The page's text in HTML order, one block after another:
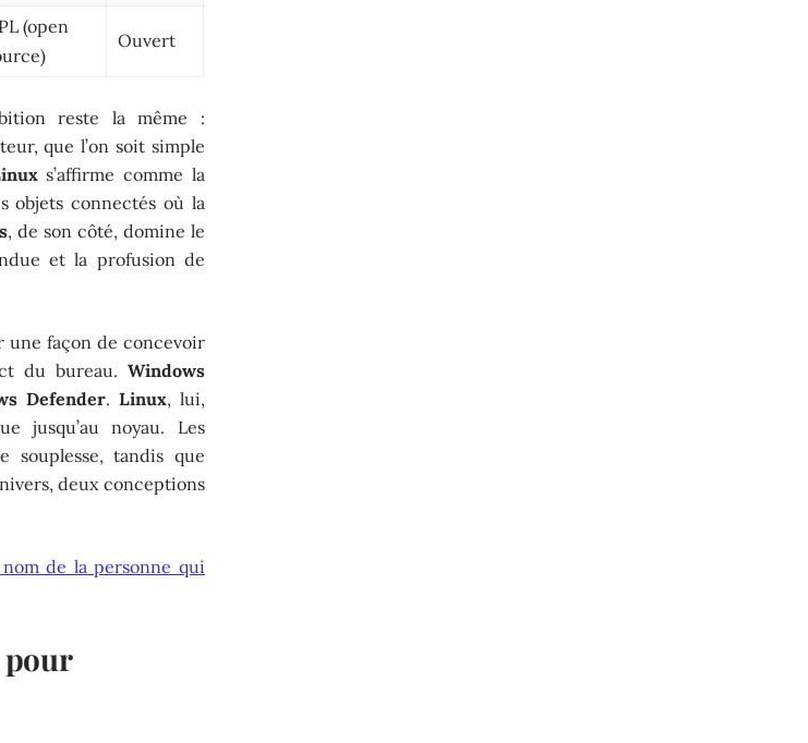
(open
Ouvert
reste la même :
que l’on soit simple
s’affirme comme la
objets connectés où la
, de son côté, domine le
et la profusion de
façon de concevoir
du bureau. Windows
Defender. Linux, lui,
jusqu’au noyau. Les
souplesse, tandis que
deux conceptions
de la personne qui